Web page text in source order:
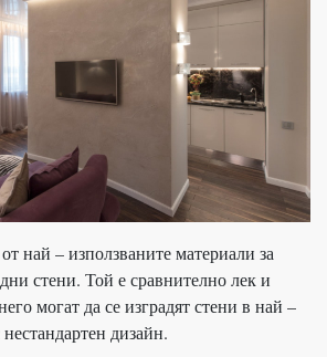
най – използваните материали за
стени. Той е сравнително лек и
могат да се изградят стени в най –
дизайн.